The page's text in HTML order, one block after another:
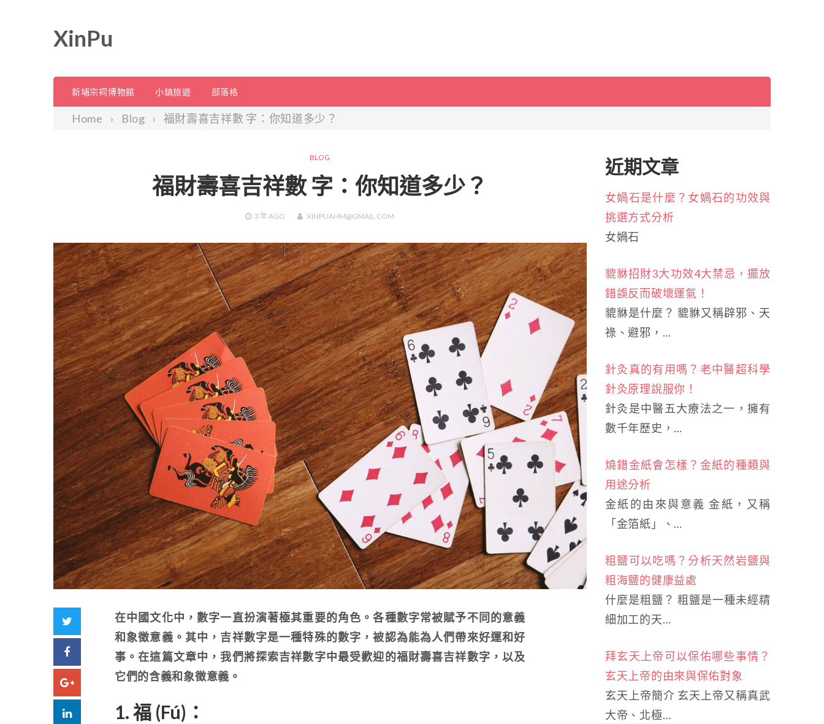
XinPu
新埔宗祠博物館 小鎮旅遊 部落格
Home Blog 福財壽喜吉祥數 字：你知道多少？
BLOG
福財壽喜吉祥數 字：你知道多少？
3 年AGO XINPUAHM@GMAIL.COM
Facebook
Google+
LinkedIn
在中國文化中，數字一直扮演著極其重要的角色。各種數字常被賦予不同的意義
和象徵意義。其中，吉祥數字是一種特殊的數字，被認為能為人們帶來好運和好
事。在這篇文章中，我們將探索吉祥數字中最受歡迎的福財壽喜吉祥數字，以及
它們的含義和象徵意義。
1. 福 (Fú)：
近期文章
女媧石是什麼？女媧石的功效與
挑選方式分析
女媧石
貔貅招財3大功效4大禁忌，擺放
錯誤反而破壞運氣！
貔貅是什麼？ 貔貅又稱辟邪、天
祿、避邪，…
針灸真的有用嗎？老中醫超科學
針灸原理說服你！
針灸是中醫五大療法之一，擁有
數千年歷史，…
燒錯金紙會怎樣？金紙的種類與
用途分析
金紙的由來與意義 金紙，又稱
「金箔紙」、…
粗鹽可以吃嗎？分析天然岩鹽與
粗海鹽的健康益處
什麼是粗鹽？ 粗鹽是一種未經精
細加工的天…
拜玄天上帝可以保佑哪些事情？
玄天上帝的由來與保佑對象
玄天上帝簡介 玄天上帝又稱真武
大帝、北極…